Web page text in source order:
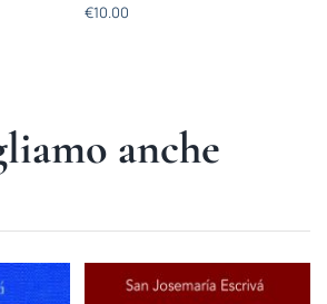
€10.00
anche